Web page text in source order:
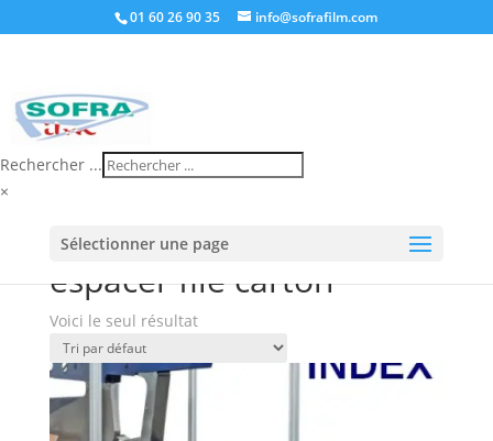
01 60 26 90 35 info@sofrafilm.com
Rechercher ...
×
Sélectionner une page
carton”
espacer file carton
Voici le seul résultat